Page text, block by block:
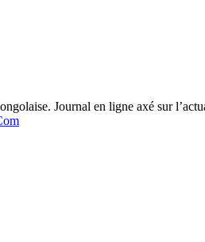
Journal en ligne axé sur